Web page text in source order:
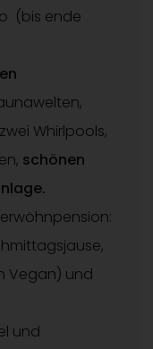
(bis ende
Whirlpools,
schönen
Vegan) und
und